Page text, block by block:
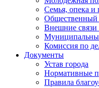
Семья, опека и
Общественный
Внешние связи
Комиссия по
Документы
Устав города
Нормативные
Правила